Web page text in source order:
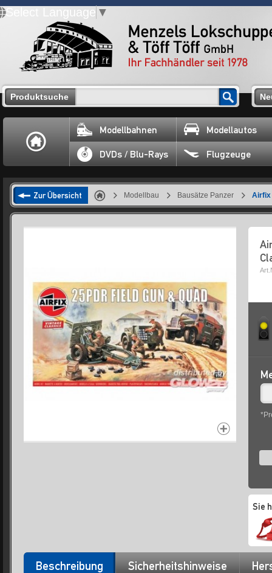
Select Language ▼
Produktsuche
Modellbahnen Modellautos
DVDs / Blu-Rays Flugzeuge
Zur Übersicht Modellbau Bausätze Panzer Airfix
Sie
Beschreibung Sicherheitshinweise